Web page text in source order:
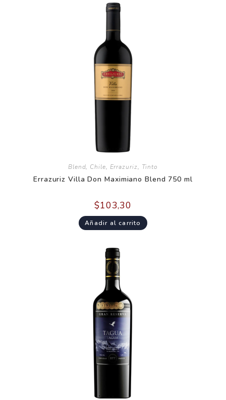
Blend, Chile, Errazuriz, Tinto
Errazuriz Villa Don Maximiano Blend 750 ml
$103,30
Añadir al carrito